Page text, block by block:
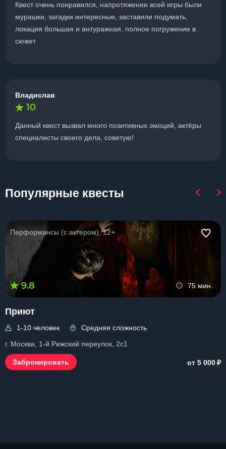
Квест очень понравился, напротяжении всей игры были
мурашки, загадки интересные, заставили подумать,
локация большая и антуражная, полное погружение в
сюжет
Владислав
10
Данный квест вызвал много позитивных эмоций, актёры
специалисты своего дела, советую!
Популярные квесты
Перформансы (с актером), 12+
9.8 75 мин.
Приют
1-10 человек
Средняя сложность
г. Москва, 1-й Рижский переулок, 2с1
Забронировать от 5 000₽